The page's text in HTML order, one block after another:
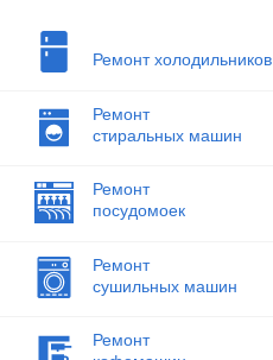
Ремонт холодильников
Ремонт
стиральных машин
Ремонт
посудомоек
Ремонт
сушильных машин
Ремонт